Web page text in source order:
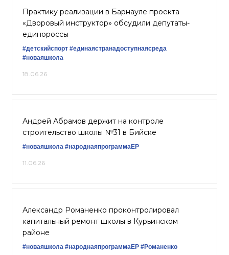
Практику реализации в Барнауле проекта
«Дворовый инструктор» обсудили депутаты-
единороссы
#детскийспорт #единаястранадоступнаясреда
#новаяшкола
18.06.26
Андрей Абрамов держит на контроле
строительство школы №31 в Бийске
#новаяшкола #народнаяпрограммаЕР
11.06.26
Александр Романенко проконтролировал
капитальный ремонт школы в Курьинском
районе
#новаяшкола #народнаяпрограммаЕР #Романенко